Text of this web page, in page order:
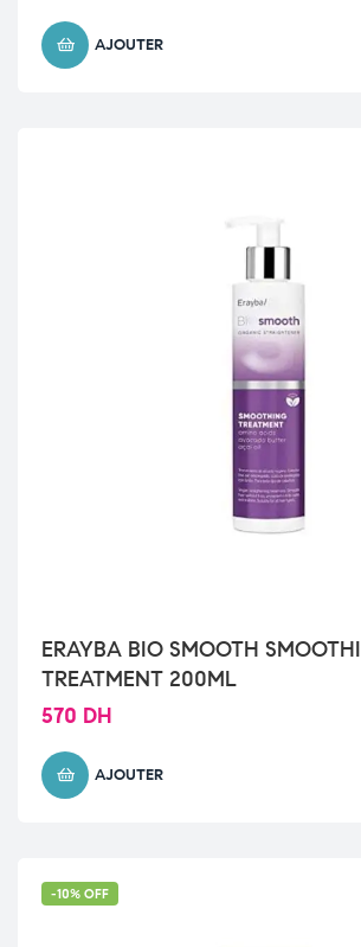
AJOUTER
ERAYBA BIO SMOOTH
TREATMENT 200ML
570 DH
AJOUTER
-10% OFF